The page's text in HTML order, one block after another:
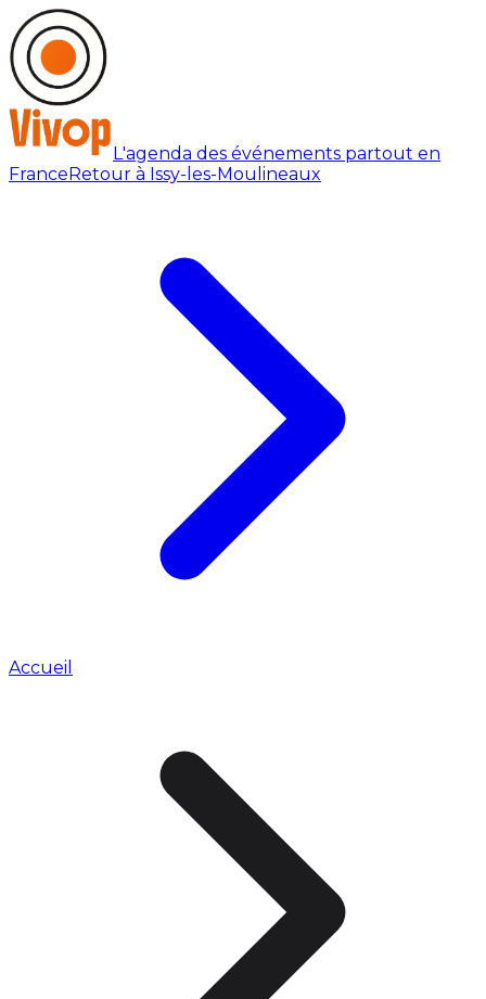
L'agenda des événements partout en
FranceRetour à Issy-les-Moulineaux
Accueil